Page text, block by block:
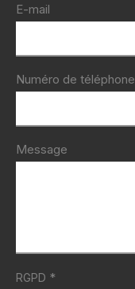
E-mail
Numéro de téléphone
Message
RGPD *